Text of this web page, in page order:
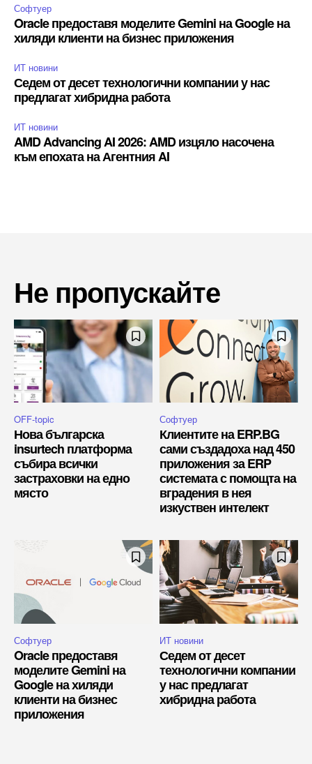
Софтуер
Oracle предоставя моделите Gemini на Google на
хиляди клиенти на бизнес приложения
ИТ новини
Седем от десет технологични компании у нас
предлагат хибридна работа
ИТ новини
AMD Advancing AI 2026: AMD изцяло насочена
към епохата на Агентния AI
Не пропускайте
OFF-topic
Нова българска
insurtech платформа
събира всички
застраховки на едно
място
Софтуер
Клиентите на ERP.BG
сами създадоха над 450
приложения за ERP
системата с помощта на
вградения в нея
изкуствен интелект
Софтуер
Oracle предоставя
моделите Gemini на
Google на хиляди
клиенти на бизнес
приложения
ИТ новини
Седем от десет
технологични компании
у нас предлагат
хибридна работа